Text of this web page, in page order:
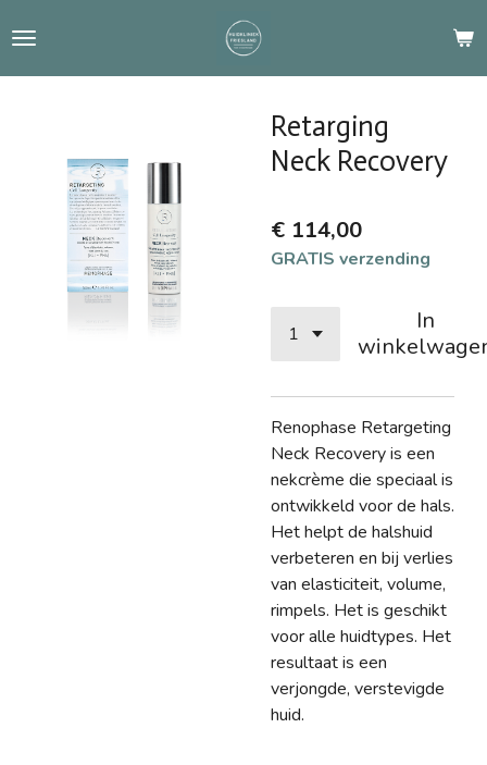
direct
naar
Retarging
Neck Recovery
€ 114,00
GRATIS verzending
In
Renophase Retargeting
Neck Recovery is een
nekcrème die speciaal is
ontwikkeld voor de hals.
Het helpt de halshuid
verbeteren en bij verlies
van elasticiteit, volume,
rimpels. Het is geschikt
voor alle huidtypes. Het
resultaat is een
verjongde, verstevigde
huid.